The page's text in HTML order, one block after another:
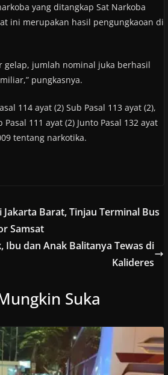
yang ditangkap Sat Narkoba
ini merupakan hasil pengungkaoan di
gelap, jumlah nominal juka berhasil
pungkasnya.
114 ayat (2) Sub Pasal 113 ayat (2),
Pasal 111 ayat (2) Junto Pasal 132 ayat
tentang narkotika.
Jakarta Barat, Tinjau Terminal Bus
Samsat
Ibu dan Anak Balitanya Tewas di
Kalideres
Suka